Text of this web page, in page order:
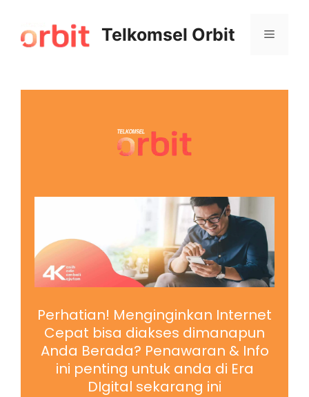
Telkomsel Orbit
Perhatian! Menginginkan Internet
Cepat bisa diakses dimanapun
Anda Berada? Penawaran & Info
ini penting untuk anda di Era
DIgital sekarang ini